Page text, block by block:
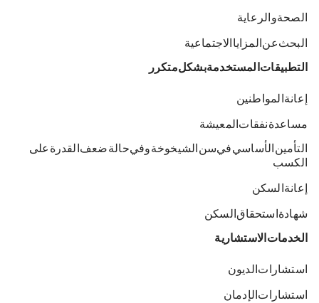
الصحة والرعاية
البحث عن المزايا الاجتماعية
التطبيقات المستخدمة بشكل متكرر
إعانة المواطنين
مساعدة نفقات المعيشة
التأمين الأساسي في سن الشيخوخة وفي حالة ضعف القدرة على
الكسب
إعانة السكن
شهادة استحقاق السكن
الخدمات الاستشارية
استشارات الديون
استشارات الإدمان